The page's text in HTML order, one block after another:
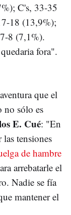
C's, 33-35
18 (13,9%);
8 (7,1%).
fora".
que el
no sólo es
E. Cué: "En
tensiones
de hambre
arrebatarle el
Nadie se fía
mantener el